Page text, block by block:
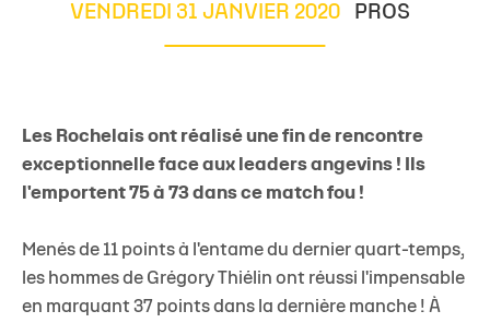
VENDREDI 31 JANVIER 2020 PROS
Les Rochelais ont réalisé une fin de rencontre
exceptionnelle face aux leaders angevins ! Ils
l'emportent 75 à 73 dans ce match fou !
Menés de 11 points à l'entame du dernier quart-temps,
les hommes de Grégory Thiélin ont réussi l'impensable
en marquant 37 points dans la dernière manche ! À